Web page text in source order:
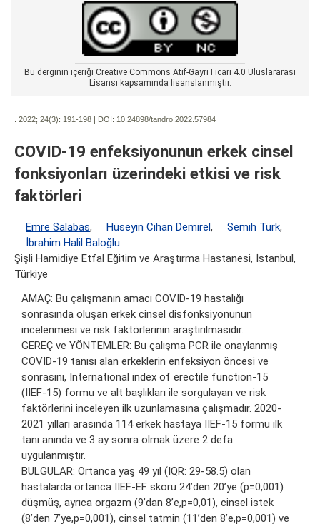
Bu derginin içeriği Creative Commons Atıf-GayriTicari 4.0 Uluslararası
Lisansı kapsamında lisanslanmıştır.
. 2022; 24(3): 191-198 | DOI: 10.24898/tandro.2022.57984
COVID-19 enfeksiyonunun erkek cinsel
fonksiyonları üzerindeki etkisi ve risk
faktörleri
Emre Salabas, Hüseyin Cihan Demirel, Semih Türk,
İbrahim Halil Baloğlu
Şişli Hamidiye Etfal Eğitim ve Araştırma Hastanesi, İstanbul,
Türkiye
AMAÇ: Bu çalışmanın amacı COVID-19 hastalığı
sonrasında oluşan erkek cinsel disfonksiyonunun
incelenmesi ve risk faktörlerinin araştırılmasıdır.
GEREÇ ve YÖNTEMLER: Bu çalışma PCR ile onaylanmış
COVID-19 tanısı alan erkeklerin enfeksiyon öncesi ve
sonrasını, International index of erectile function-15
(IIEF-15) formu ve alt başlıkları ile sorgulayan ve risk
faktörlerini inceleyen ilk uzunlamasına çalışmadır. 2020-
2021 yılları arasında 114 erkek hastaya IIEF-15 formu ilk
tanı anında ve 3 ay sonra olmak üzere 2 defa
uygulanmıştır.
BULGULAR: Ortanca yaş 49 yıl (IQR: 29-58.5) olan
hastalarda ortanca IIEF-EF skoru 24’den 20’ye (p=0,001)
düşmüş, ayrıca orgazm (9’dan 8’e,p=0,01), cinsel istek
(8’den 7’ye,p=0,001), cinsel tatmin (11’den 8’e,p=0,001) ve